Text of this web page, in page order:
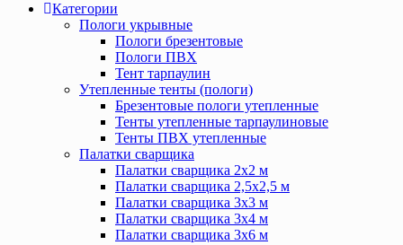
Категории
Пологи укрывные
Пологи брезентовые
Пологи ПВХ
Тент тарпаулин
Утепленные тенты (пологи)
Брезентовые пологи утепленные
Тенты утепленные тарпаулиновые
Тенты ПВХ утепленные
Палатки сварщика
Палатки сварщика 2х2 м
Палатки сварщика 2,5х2,5 м
Палатки сварщика 3х3 м
Палатки сварщика 3х4 м
Палатки сварщика 3х6 м